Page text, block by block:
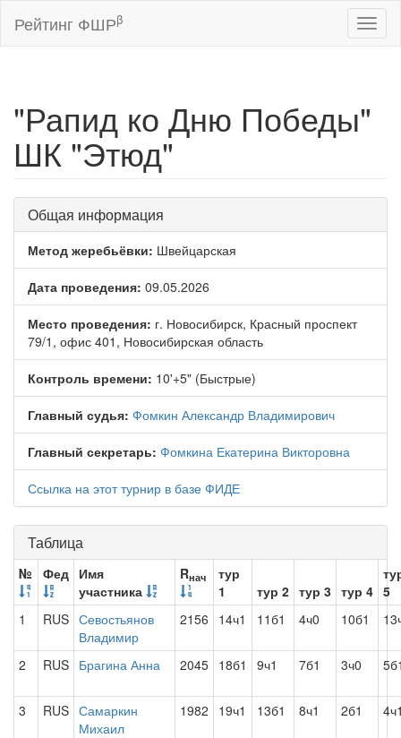
Рейтинг ФШРβ
"Рапид ко Дню Победы"
ШК "Этюд"
Общая информация
Метод жеребьёвки: Швейцарская
Дата проведения: 09.05.2026
Место проведения: г. Новосибирск, Красный проспект
79/1, офис 401, Новосибирская область
Контроль времени: 10'+5" (Быстрые)
Главный судья: Фомкин Александр Владимирович
Главный секретарь: Фомкина Екатерина Викторовна
Ссылка на этот турнир в базе ФИДЕ
Таблица
№ Фед Имя
участника
Rнач
тур
1
тур 2 тур 3 тур 4 5
1
RUS Севостьянов
Владимир
2156 14ч1 11б1 4ч0 10б1
2 RUS Брагина Анна 2045 18б1 9ч1 7б1 3ч0
3 RUS Самаркин
Михаил
1982 19ч1 13б1 8ч1 2б1